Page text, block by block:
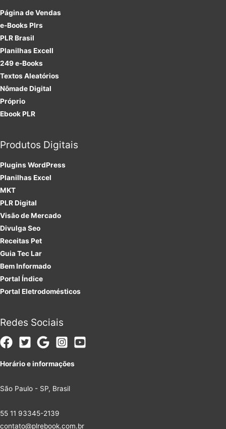
Página de Vendas
e-Books Plrs
PLR Brasil
Planilhas Excell
249 e-Books
Textos Aleatórios
Nômade Digital
Próprio
Ebook PLR
Produtos Digitais
PluginsWordPress
Planilhas Excel
MKT
PLRDigital
Visão de Mercado
Divulga Seo
Receitas Pet
Guia Tec Lar
Bem Informado
Portal Índice
Portal Eletrodomésticos
Redes Sociais
Horário e informações
São Paulo - SP, Brasil
55 11 93345-2139
contato@plrebook.com.br